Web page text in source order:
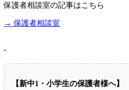
保護者相談室の記事はこちら
→ 保護者相談室
-
【新中1・小学生の保護者様へ】